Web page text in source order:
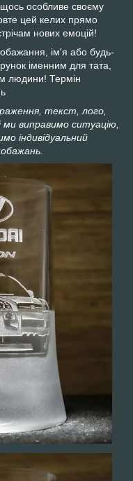
особливе своєму
цей келих прямо
нових емоцій!
ім'я або будь-
іменним для тата,
людини! Термін
текст, лого,
виправимо ситуацію,
індивідуальний